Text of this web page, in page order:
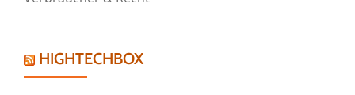
HIGHTECHBOX